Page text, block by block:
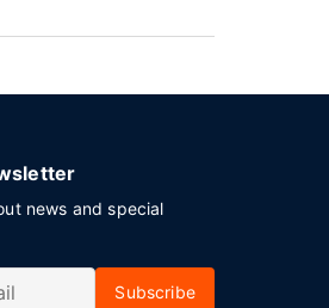
news and special
Subscribe